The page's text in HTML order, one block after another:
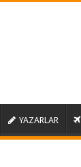
YAZARLAR